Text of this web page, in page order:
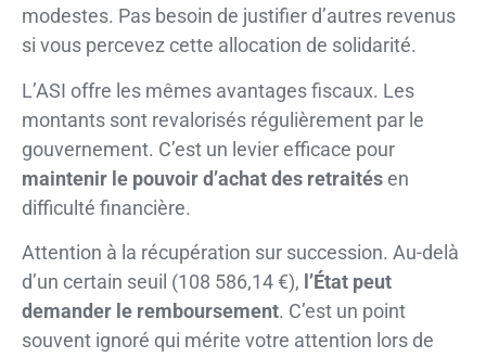
modestes. Pas besoin de justifier d’autres revenus
si vous percevez cette allocation de solidarité.
L’ASI offre les mêmes avantages fiscaux. Les
montants sont revalorisés régulièrement par le
gouvernement. C’est un levier efficace pour
maintenir le pouvoir d’achat des retraitésen
difficulté financière.
Attention à la récupération sur succession. Au-delà
d’un certain seuil (108 586,14 €), l’État peut
demander le remboursement. C’est un point
souvent ignoré qui mérite votre attention lors de